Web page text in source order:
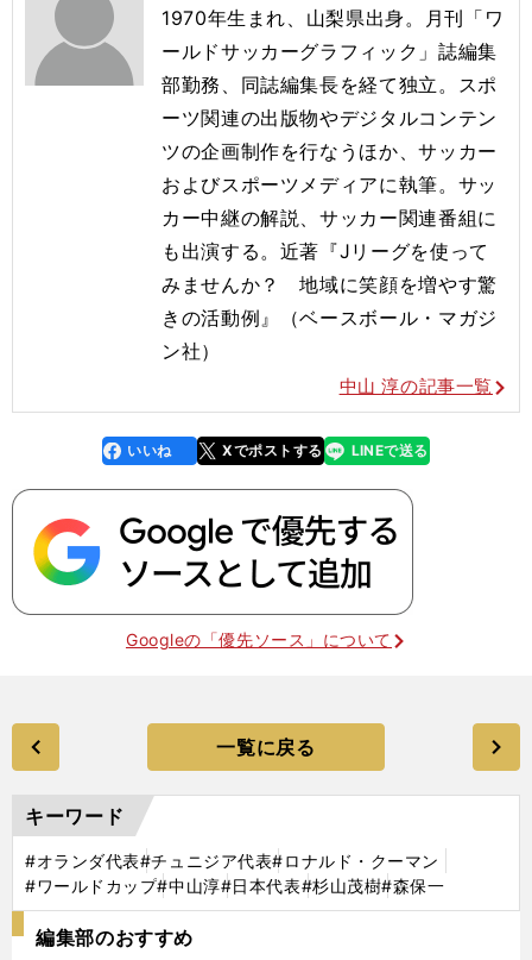
1970年生まれ、山梨県出身。月刊「ワ
ールドサッカーグラフィック」誌編集
部勤務、同誌編集長を経て独立。スポ
ーツ関連の出版物やデジタルコンテン
ツの企画制作を行なうほか、サッカー
およびスポーツメディアに執筆。サッ
カー中継の解説、サッカー関連番組に
も出演する。 近著『Jリーグを使って
みませんか？ 地域に笑顔を増やす驚
きの活動例』（ベースボール・マガジ
ン社）
中山 淳の記事一覧
faceboo
k
いいね Xでポストする
line LINEで送る
Googleの「優先ソース」について
一覧に戻る
キーワード
#オランダ代表#チュニジア代表#ロナルド・クーマン
#ワールドカップ#中山淳#日本代表#杉山茂樹#森保一
編集部のおすすめ